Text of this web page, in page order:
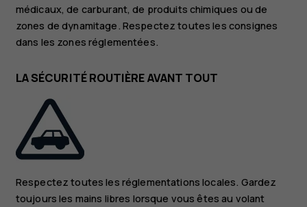
médicaux, de carburant, de produits chimiques ou de
zones de dynamitage. Respectez toutes les consignes
dans les zones réglementées.
LA SÉCURITÉ ROUTIÈRE AVANT TOUT
Respectez toutes les réglementations locales. Gardez
toujours les mains libres lorsque vous êtes au volant